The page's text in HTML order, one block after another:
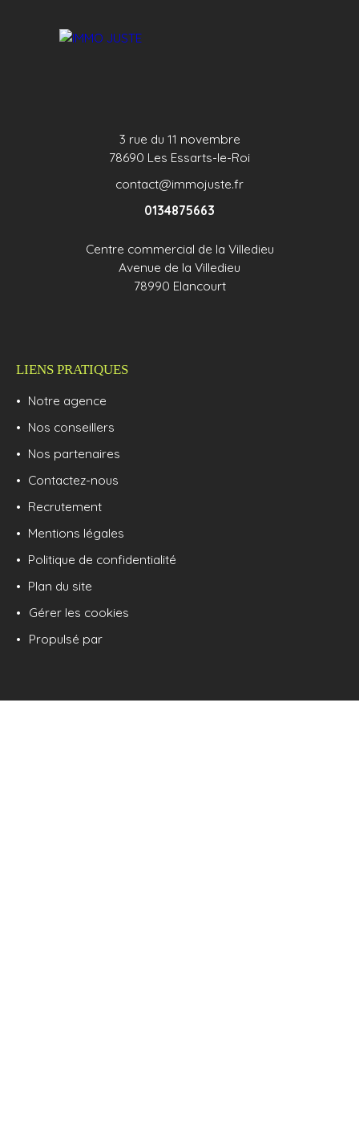
seminario@immojuste. fr. Téléphonez au 06. 87.
3 rue du 11 novembre
78690 Les Essarts-le-Roi
contact@immojuste.fr
0134875663
Centre commercial de la Villedieu
Avenue de la Villedieu
78990 Elancourt
LIENS PRATIQUES
Notre agence
Nos conseillers
Nos partenaires
Contactez-nous
Recrutement
Mentions légales
Politique de confidentialité
Plan du site
Gérer les cookies
Propulsé par